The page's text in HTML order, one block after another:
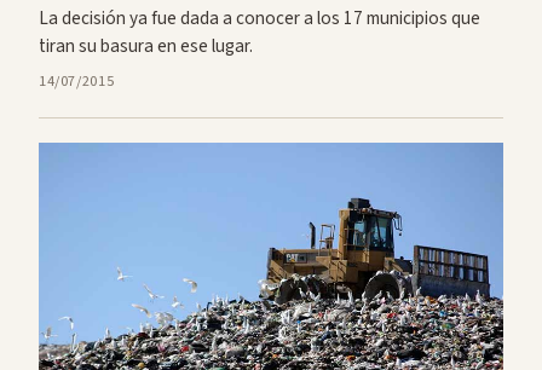
La decisión ya fue dada a conocer a los 17 municipios que
tiran su basura en ese lugar.
14/07/2015